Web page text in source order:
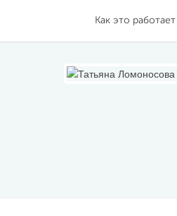
Как это работает